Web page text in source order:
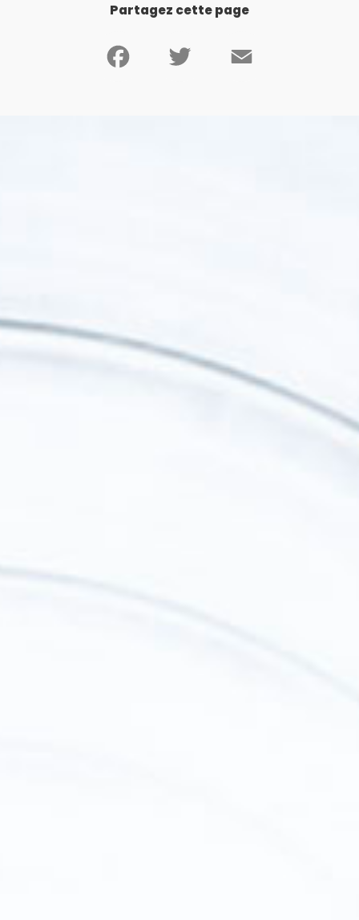
Partagez cette page